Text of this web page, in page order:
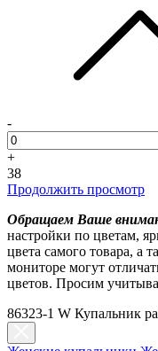
-
+
38
Продолжить просмотр
Обращаем Ваше
настройки по цветам,
цвета самого товара, а
мониторе могут
цветов. Просим
86323-1 W Купальник